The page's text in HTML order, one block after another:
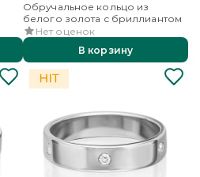
Обручальное кольцо из
белого золота с бриллиантом
Нет оценок
В корзину